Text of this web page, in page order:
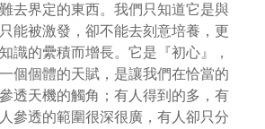
去界定的東西。我們只知道它是與
能被激發，卻不能去刻意培養，更
識的纍積而增長。它是『初心』，
個個體的天賦，是讓我們在恰當的
透天機的觸角；有人得到的多，有
參透的範圍很深很廣，有人卻只分